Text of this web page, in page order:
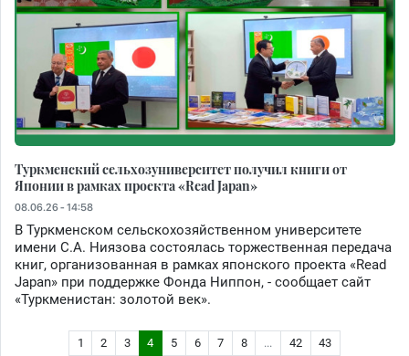
Туркменский сельхозуниверситет получил книги от
Японии в рамках проекта «Read Japan»
08.06.26 - 14:58
В Туркменском сельскохозяйственном университете
имени С.А. Ниязова состоялась торжественная передача
книг, организованная в рамках японского проекта «Read
Japan» при поддержке Фонда Ниппон, - сообщает сайт
«Туркменистан: золотой век».
1 2 3 4 5 6 7 8 ... 42 43